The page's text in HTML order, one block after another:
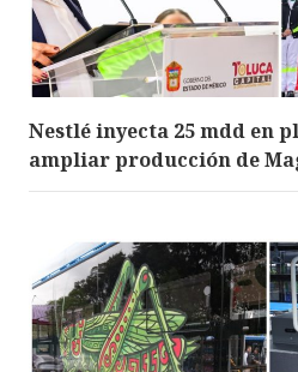
Nestlé inyecta 25 mdd en
ampliar producción de